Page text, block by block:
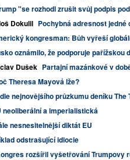
"se rozhodl zrušit svůj podpis
Dokulil Pochybná adresnost
kongresman: Bůh vyřeší
oznámilo, že podporuje pařížskou
Dušek Partajní mazánkové v
Theresa Mayová lže?
nejnovějšího průzkumu deníku
neoliberální a imperialistická
nesnesitelnější diktát EU
odstrašující idiocie
rozšířil vyšetřování Trumpovy